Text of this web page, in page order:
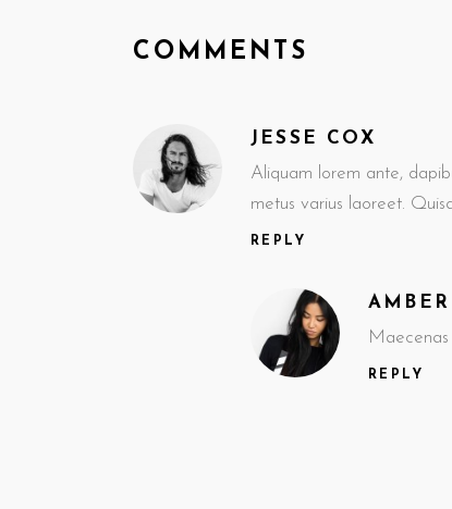
COMMENTS
JESSE COX
Aliquam lorem ante,
metus varius laoreet.
REPLY
REPLY